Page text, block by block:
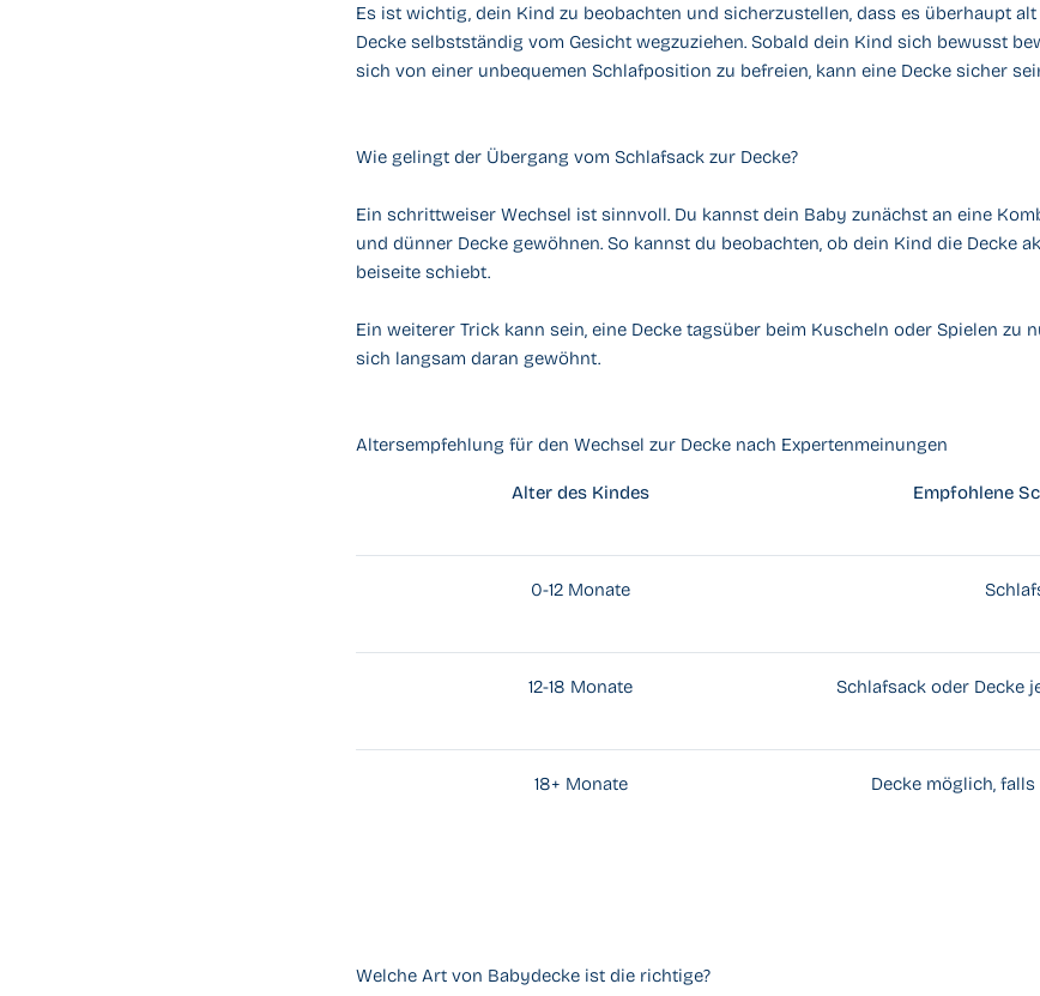
Es ist wichtig, dein Kind zu beobachten und sicherzustellen, dass es überhaupt
Decke selbstständig vom Gesicht wegzuziehen. Sobald dein Kind sich bewusst
sich von einer unbequemen Schlafposition zu befreien, kann eine Decke sicher
Wie gelingt der Übergang vom Schlafsack zur Decke?
Ein schrittweiser Wechsel ist sinnvoll. Du kannst dein Baby zunächst an eine
und dünner Decke gewöhnen. So kannst du beobachten, ob dein Kind die Decke
beiseite schiebt.
Ein weiterer Trick kann sein, eine Decke tagsüber beim Kuscheln oder Spielen zu
sich langsam daran gewöhnt.
Altersempfehlung für den Wechsel zur Decke nach Expertenmeinungen
Alter des Kindes Empfohlene
0-12 Monate
12-18 Monate Schlafsack oder Decke
18+ Monate Decke möglich,
Welche Art von Babydecke ist die richtige?